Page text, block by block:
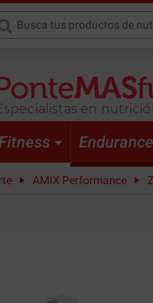
en
Endurance
AMIX Performance